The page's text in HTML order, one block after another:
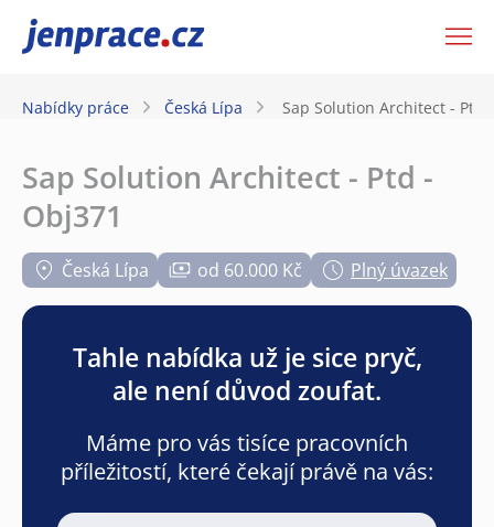
JenPráce.cz
Nabídky práce Česká Lípa Sap Solution Architect - Ptd
Sap Solution Architect - Ptd -
Obj371
Česká Lípa od 60.000 Kč Plný úvazek
Tahle nabídka už je sice pryč,
ale není důvod zoufat.
Máme pro vás tisíce pracovních
příležitostí, které čekají právě na vás: